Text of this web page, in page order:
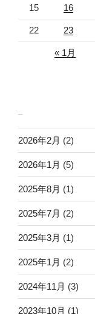
15 16
22 23
« 1月
2026年2月 (2)
2026年1月 (5)
2025年8月 (1)
2025年7月 (2)
2025年3月 (1)
2025年1月 (2)
2024年11月 (3)
2023年10月 (1)